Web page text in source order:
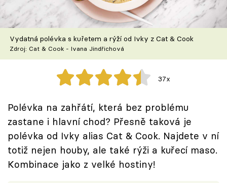
Škola vaření
Recepty z TV
Speciál: Cuketa
Těhotnej kuchař
Sledujte prima+
Přihlášení
Vydatná polévka s kuřetem a rýží od Ivky z Cat & Cook
Zdroj: Cat & Cook - Ivana Jindřichová
37x
Polévka na zahřátí, která bez problému
zastane i hlavní chod? Přesně taková je
polévka od Ivky alias Cat & Cook. Najdete v ní
totiž nejen houby, ale také rýži a kuřecí maso.
Kombinace jako z velké hostiny!